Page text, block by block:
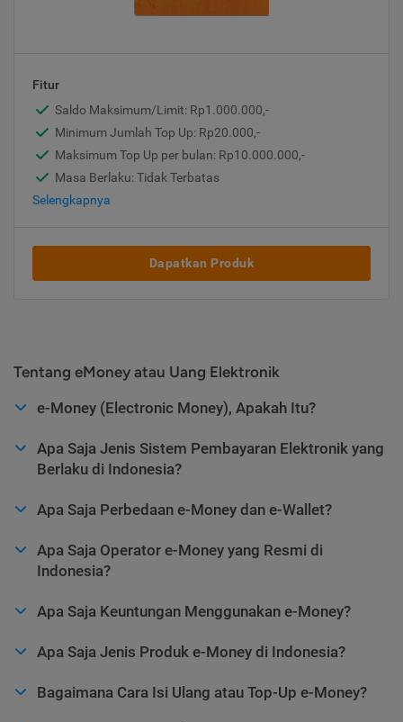
Fitur
Saldo Maksimum/Limit: Rp1.000.000,-
Minimum Jumlah Top Up: Rp20.000,-
Maksimum Top Up per bulan: Rp10.000.000,-
Masa Berlaku: Tidak Terbatas
Selengkapnya
Dapatkan Produk
Tentang eMoney atau Uang Elektronik
e-Money (Electronic Money), Apakah Itu?
Apa Saja Jenis Sistem Pembayaran Elektronik yang
Berlaku di Indonesia?
Apa Saja Perbedaan e-Money dan e-Wallet?
Apa Saja Operator e-Money yang Resmi di
Indonesia?
Apa Saja Keuntungan Menggunakan e-Money?
Apa Saja Jenis Produk e-Money di Indonesia?
Bagaimana Cara Isi Ulang atau Top-Up e-Money?